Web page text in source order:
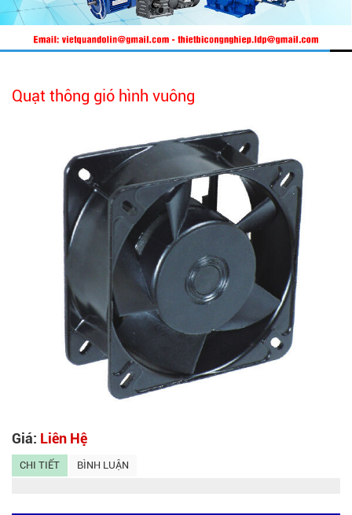
Quạt thông gió hình vuông
Giá: Liên Hệ
CHI TIẾT BÌNH LUẬN